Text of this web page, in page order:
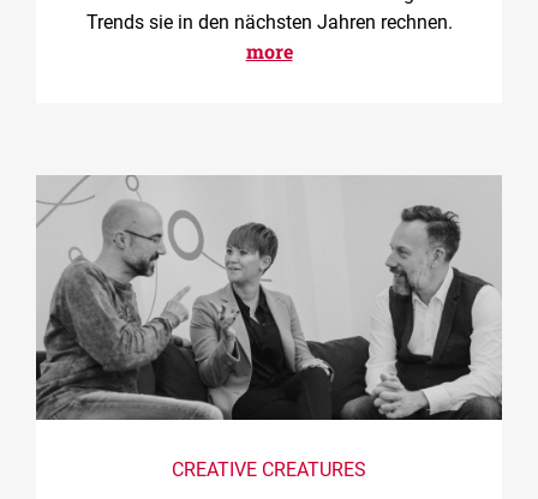
Trends sie in den nächsten Jahren rechnen.
more
CREATIVE CREATURES